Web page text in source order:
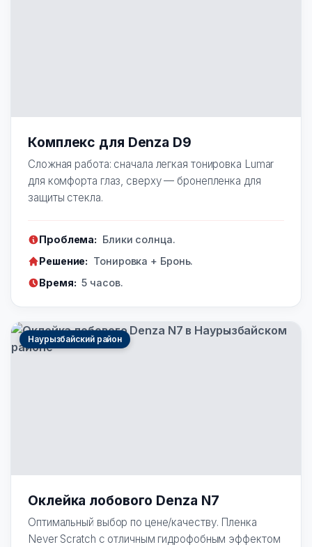
Комплекс для Denza D9
Сложная работа: сначала легкая тонировка Lumar
для комфорта глаз, сверху — бронепленка для
защиты стекла.
Проблема: Блики солнца.
Решение: Тонировка + Бронь.
Время: 5 часов.
Наурызбайский район
Оклейка лобового Denza N7
Оптимальный выбор по цене/качеству. Пленка
Never Scratch с отличным гидрофобным эффектом